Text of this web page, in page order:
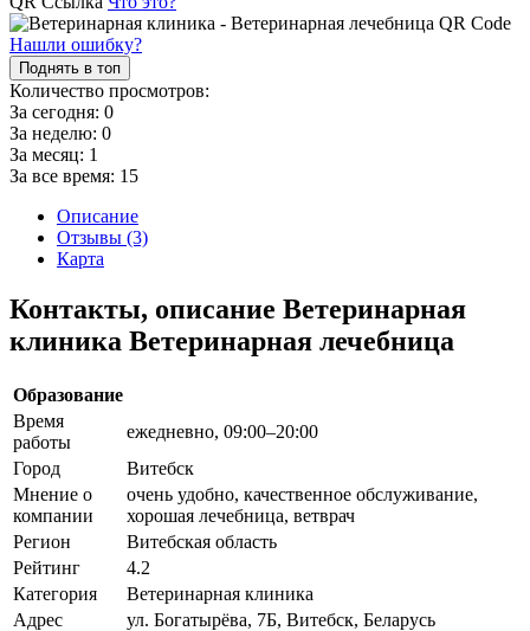
Нашли ошибку?
Поднять в топ
Количество просмотров:
За сегодня: 0
За неделю: 0
За месяц: 1
За все время: 15
Описание
Отзывы (3)
Карта
Контакты, описание Ветеринарная
клиника Ветеринарная лечебница
Образование
Время
работы
ежедневно, 09:00–20:00
Город
Витебск
Мнение о
компании
очень удобно, качественное обслуживание,
хорошая лечебница, ветврач
Регион
Витебская область
Рейтинг
4.2
Категория
Ветеринарная клиника
Адрес
ул. Богатырёва, 7Б, Витебск, Беларусь